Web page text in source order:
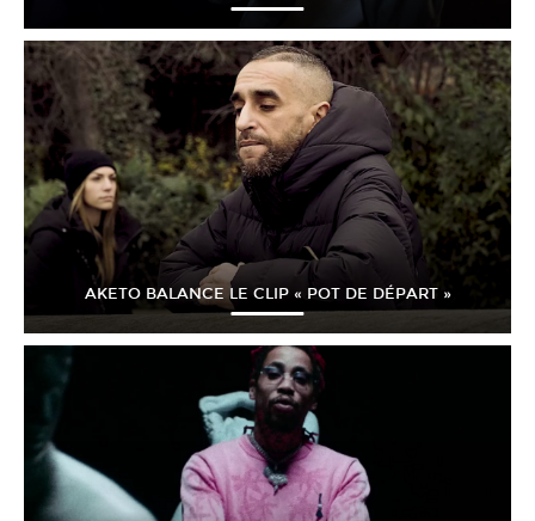
AKETO BALANCE LE CLIP « POT DE DÉPART »